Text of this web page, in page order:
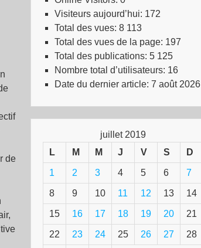
de
Visiteurs aujourd’hui: 172
Total des vues: 8 113
Total des vues de la page: 197
Total des publications: 5 125
Nombre total d’utilisateurs: 16
Date du dernier article: 7 août 2026
juillet 2019
L
M M J V S D
1 2 3 4 5 6 7
8 9 10 11 12 13 14
15 16 17 18 19 20 21
22 23 24 25 26 27 28